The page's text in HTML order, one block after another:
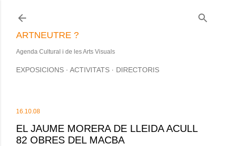
ARTNEUTRE ?
Agenda Cultural i de les Arts Visuals
EXPOSICIONS ACTIVITATS DIRECTORIS
16.10.08
EL JAUME MORERA DE LLEIDA ACULL
82 OBRES DEL MACBA